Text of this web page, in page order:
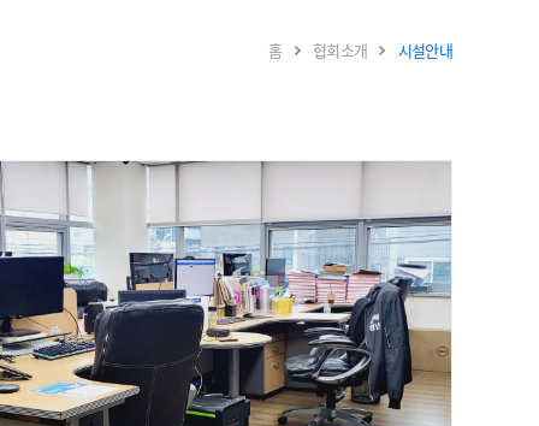
홈 협회소개 시설안내